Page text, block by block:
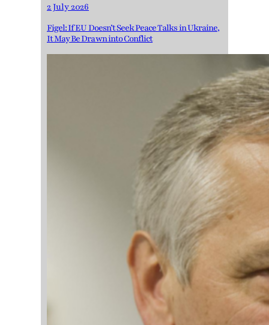
2 July 2026
Figel: If EU Doesn’t Seek Peace Talks in Ukraine,
It May Be Drawn into Conflict